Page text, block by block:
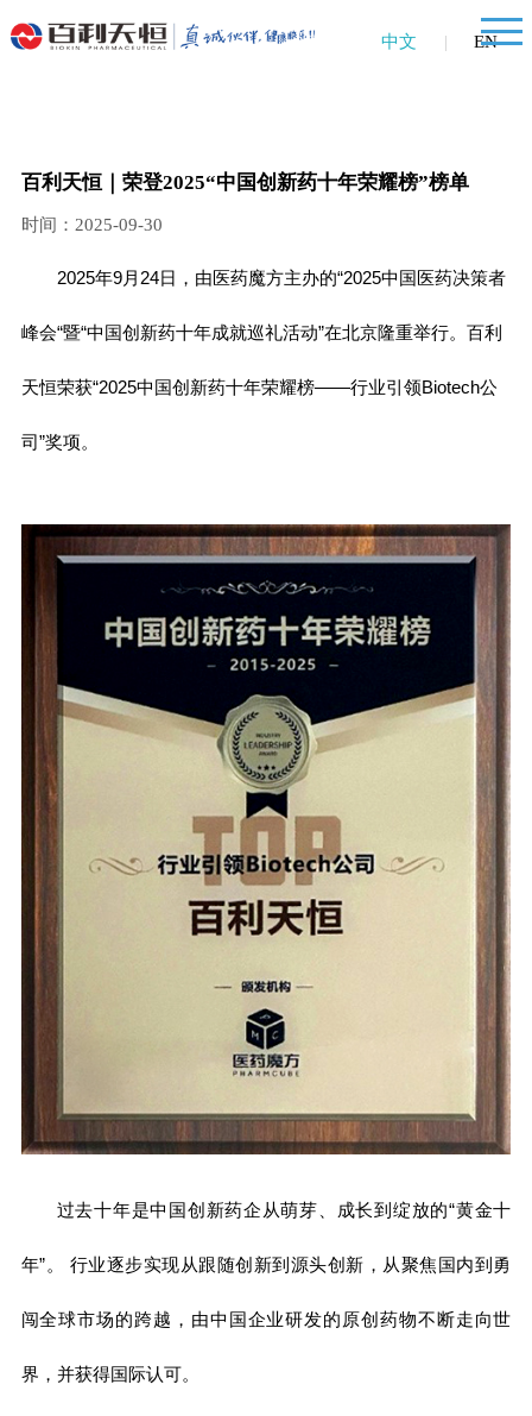
中文 | EN
百利天恒｜荣登2025“中国创新药十年荣耀榜”榜单
时间：2025-09-30
2025年9月24日，由医药魔方主办的“2025中国医药决策者
峰会“暨“中国创新药十年成就巡礼活动”在北京隆重举行。百利
天恒荣获“2025中国创新药十年荣耀榜——行业引领Biotech公
司”奖项。
过去十年是中国创新药企从萌芽、成长到绽放的“黄金十
年”。 行业逐步实现从跟随创新到源头创新，从聚焦国内到勇
闯全球市场的跨越，由中国企业研发的原创药物不断走向世
界，并获得国际认可。